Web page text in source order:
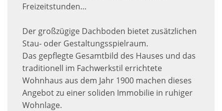
Freizeitstunden…
Der großzügige Dachboden bietet zusätzlichen
Stau- oder Gestaltungsspielraum.
Das gepflegte Gesamtbild des Hauses und das
traditionell im Fachwerkstil errichtete
Wohnhaus aus dem Jahr 1900 machen dieses
Angebot zu einer soliden Immobilie in ruhiger
Wohnlage.